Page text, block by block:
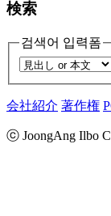
検索
검색어 입력폼
会社紹介 著作権
ⓒ JoongAng Ilbo